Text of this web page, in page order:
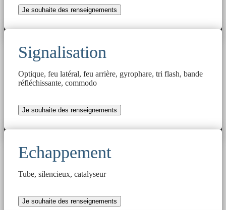
Je souhaite des renseignements
Signalisation
Optique, feu latéral, feu arrière, gyrophare, tri flash, bande
réfléchissante, commodo
Je souhaite des renseignements
Echappement
Tube, silencieux, catalyseur
Je souhaite des renseignements